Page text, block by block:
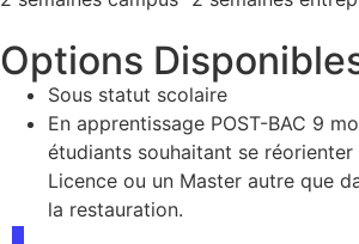
Options
Sous statut scolaire
En apprentissage POST-BAC 9
étudiants souhaitant se réorienter
Licence ou un Master autre que
la restauration.